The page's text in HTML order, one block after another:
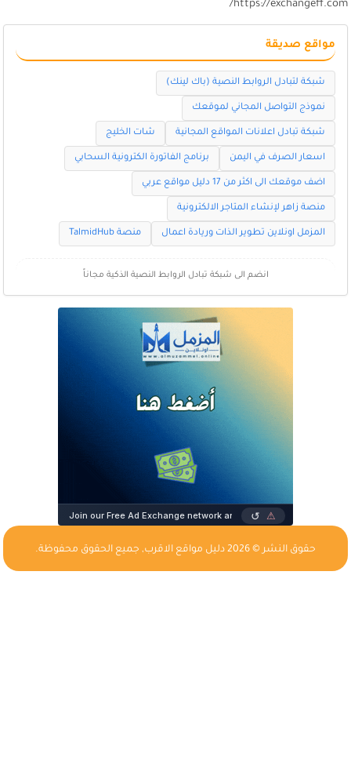
https://exchangeff.com/
مواقع صديقة
شبكة لتبادل الروابط النصية (باك لينك)
نموذج التواصل المجاني لموقعك
شبكة تبادل اعلانات المواقع المجانية شات الخليج
اسعار الصرف في اليمن برنامج الفاتورة الكترونية السحابي
اضف موقعك الى اكثر من 17 دليل مواقع عربي
منصة زاهر لإنشاء المتاجر الالكترونية
المزمل اونلاين تطوير الذات وريادة اعمال منصة TalmidHub
انضم الى شبكة تبادل الروابط النصية الذكية مجاناً
حقوق النشر © 2026 دليل مواقع الاقرب, جميع الحقوق محفوظة.